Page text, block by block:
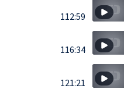
112:59
116:34
121:21